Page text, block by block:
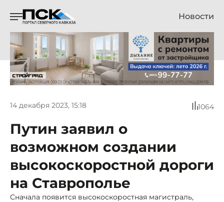
Новости
14 декабря 2023, 15:18 1064
Путин заявил о
возможном создании
высокоскоростной дороги
на Ставрополье
Сначала появится высокоскоростная магистраль,